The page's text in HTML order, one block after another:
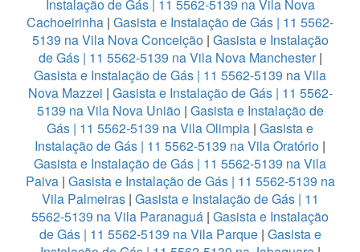
Instalação de Gás | 11 5562-5139 na Vila Nova
Cachoeirinha | Gasista e Instalação de Gás | 11 5562-
5139 na Vila Nova Conceição| Gasista e Instalação
de Gás | 11 5562-5139 na Vila Nova Manchester|
Gasista e Instalação de Gás | 11 5562-5139 na Vila
Nova Mazzei | Gasista e Instalação de Gás | 11 5562-
5139 na Vila Nova União| Gasista e Instalação de
Gás | 11 5562-5139 na Vila Olimpia | Gasista e
Instalação de Gás | 11 5562-5139 na Vila Oratório |
Gasista e Instalação de Gás | 11 5562-5139 na Vila
Paiva| Gasista e Instalação de Gás | 11 5562-5139 na
Vila Palmeiras| Gasista e Instalação de Gás | 11
5562-5139 na Vila Paranaguá | Gasista e Instalação
de Gás | 11 5562-5139 na Vila Parque| Gasista e